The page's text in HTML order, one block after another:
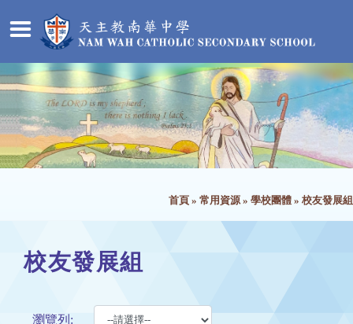
首頁 » 常用資源» 學校團體 » 校友發展組
校友發展組
瀏覽列: